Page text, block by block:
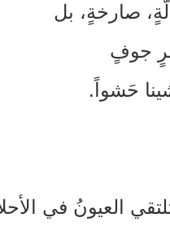
بل
في الأحلامِ